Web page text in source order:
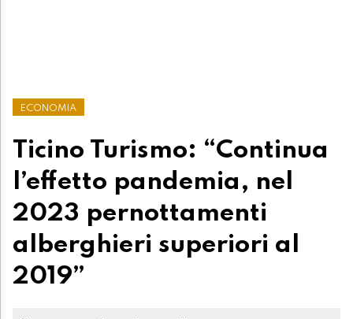
ECONOMIA
Ticino Turismo: “Continua
l’effetto pandemia, nel
2023 pernottamenti
alberghieri superiori al
2019”